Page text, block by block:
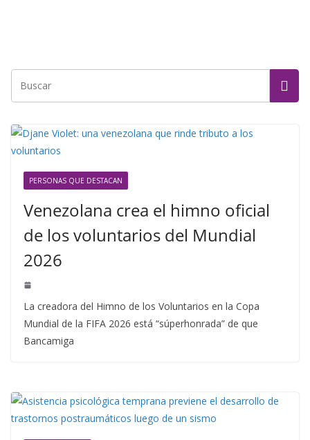
PERSONAS QUE DESTACAN
Venezolana crea el himno oficial
de los voluntarios del Mundial
2026
La creadora del Himno de los Voluntarios en la Copa
Mundial de la FIFA 2026 está “súperhonrada” de que
Bancamiga